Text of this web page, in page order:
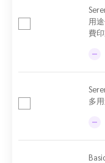
用
費
多